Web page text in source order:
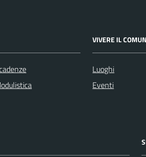
VIVERE IL
Luoghi
Eventi